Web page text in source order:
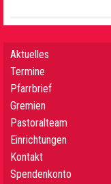
Seelsorge & Kontakt
Aktuelles
Termine
Pfarrbrief
Gremien
Pastoralteam
Einrichtungen
Kontakt
Spendenkonto